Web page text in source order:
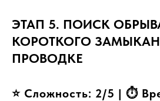
ЭТАП 5. ПОИСК
КОРОТКОГО
ПРОВОДКЕ
⭐ Сложность: 2/5 | ⏱